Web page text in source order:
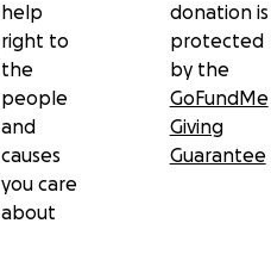
help
right to
the
people
and
causes
you care
about
donation is
protected
by the
GoFundMe
Giving
Guarantee